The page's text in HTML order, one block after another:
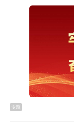
行走在涌口社
街、毓秀街、曙
洼裂缝的水泥路
幅提升。
专题